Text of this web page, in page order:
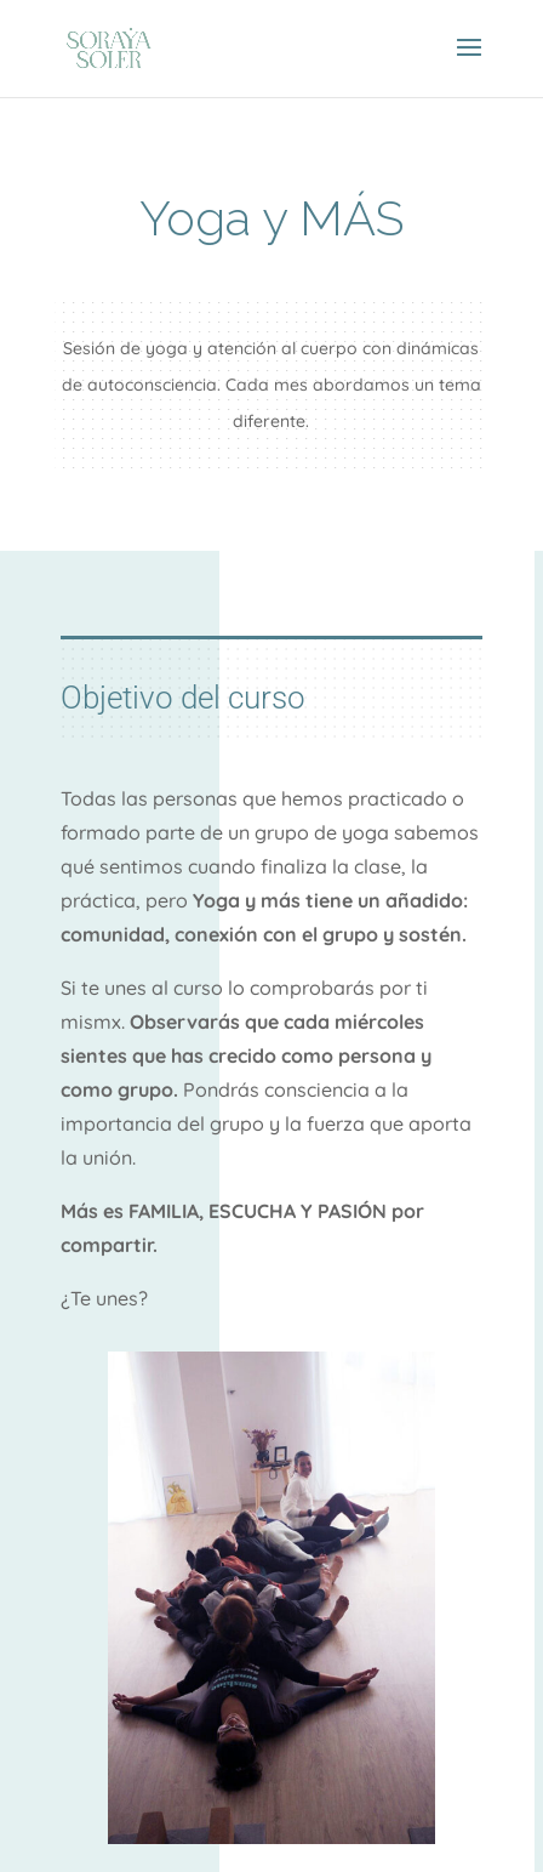
Yoga y MÁS
Sesión de yoga y atención al cuerpo con dinámicas
de autoconsciencia. Cada mes abordamos un tema
diferente.
Objetivo del curso
Todas las personas que hemos practicado o
formado parte de un grupo de yoga sabemos
qué sentimos cuando finaliza la clase, la
práctica, peroYoga y más tiene un añadido:
comunidad, conexión con el grupo y sostén.
Si te unes al curso lo comprobarás por ti
mismx. Observarás que cada miércoles
sientes que has crecido como persona y
como grupo. Pondrás consciencia a la
importancia del grupo y la fuerza que aporta
la unión.
Más es FAMILIA, ESCUCHA Y PASIÓN por
compartir.
¿Te unes?